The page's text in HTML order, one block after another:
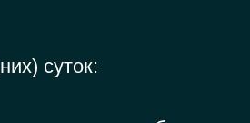
суток: